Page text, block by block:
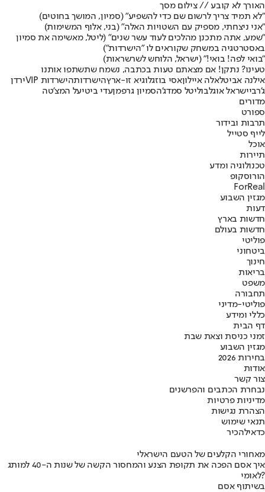
האורך לא קובע // צילום מסך
"לא תמיד צריך לרשום שם כדי להשפיע" (סמיון, המושך בחוטים)
"אני ניצחתי, מספיק עם השטויות האלה" (בני, אלוף המשימות)
"שמע, אתה מתכנן מהלכים לעוד עשר שנים" (ליטל, מאשימה את סמיון
באסטרטגיה במשחק שקוראים לו "הישרדות")
"בואי לפה! בואי!" (ישראל, הלוחש לשרשראות)
טעינו? נתקן! אם מצאתם טעות בכתבה, נשמח שתשתפו אותנו
אילנה אביטלאלה איילוןאסי בוזגלוגיא זו-ארץהישרדותהישרדות VIP
ירדן
ג'רביישראל אוגלבוליטל סמדג'הסמיון גרפמןעדי ביטיעל המצ'טה
מדורים
ספורט
תרבות ובידור
לייף סטייל
אוכל
תיירות
טכנולוגיה ומדע
הורוסקופ
ForReal
מגזין השבוע
דעות
חדשות בארץ
חדשות בעולם
פוליטי
ביטחוני
חינוך
בריאות
משפט
תחבורה
פוליטי-מדיני
כללי ומידע
דף הבית
זמני כניסת וצאת שבת
מגזין השבוע
בחירות 2026
אודות
צור קשר
נבחרת הכתבים והפרשנים
מדיניות פרטיות
הצהרת נגישות
תנאי שימוש
כדאילהכיר
מאחורי הקלעים של הטעם הישראלי
איך אסם הפכה את תקופת הצנע והמחסור הקשה של שנות ה-40 למותג
לאומי?
בשיתוף אסם